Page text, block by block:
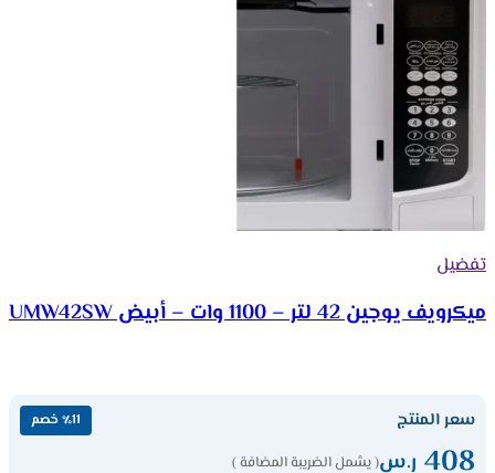
تفضيل
ميكرويف يوجين 42 لتر – 1100 وات – أبيض UMW42SW
سعر المنتج ٪11 خصم
408 ر.س( يشمل الضريبة المضافة )